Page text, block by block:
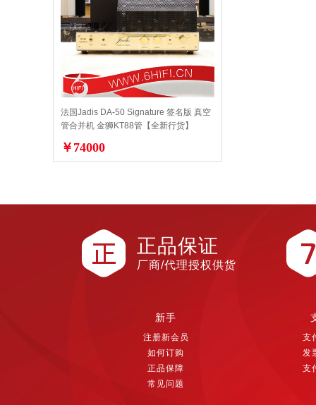
法国Jadis DA-50 Signature 签名版 真空
管合并机 金狮KT88管【全新行货】
￥74000
正品保证
厂商/代理授权供货
新手
注册新会员
如何订购
正品保障
常见问题
支
发
支